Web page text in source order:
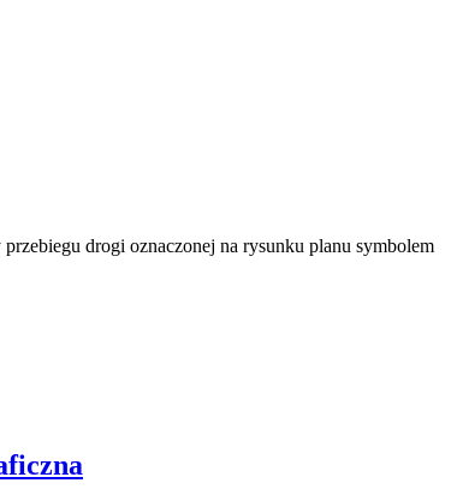
drogi oznaczonej na rysunku planu symbolem